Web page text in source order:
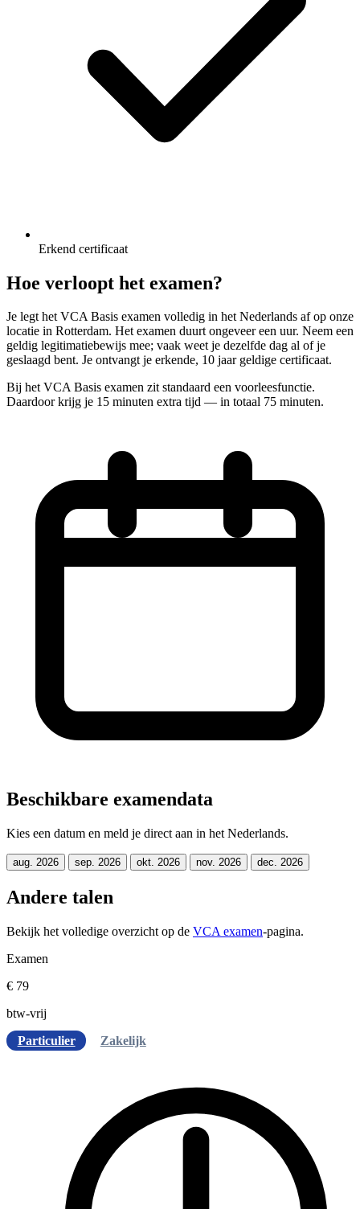
Erkend certificaat
Hoe verloopt het examen?
Je legt het VCA Basis examen volledig in het Nederlands af op onze
locatie in Rotterdam. Het examen duurt ongeveer een uur. Neem een
geldig legitimatiebewijs mee; vaak weet je dezelfde dag al of je
geslaagd bent. Je ontvangt je erkende, 10 jaar geldige certificaat.
Bij het VCA Basis examen zit standaard een voorleesfunctie.
Daardoor krijg je 15 minuten extra tijd — in totaal 75 minuten.
Beschikbare examendata
Kies een datum en meld je direct aan in het Nederlands.
aug. 2026 sep. 2026 okt. 2026 nov. 2026 dec. 2026
Andere talen
Bekijk het volledige overzicht op de VCA examen-pagina.
Examen
€ 79
btw-vrij
Particulier
Zakelijk